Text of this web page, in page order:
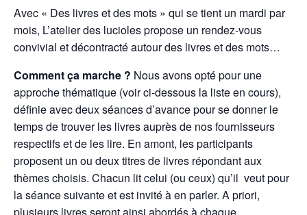
Avec « Des livres et des mots » qui se tient un mardi par
mois, L’atelier des lucioles propose un rendez-vous
convivial et décontracté autour des livres et des mots…
Comment ça marche ? Nous avons opté pour une
approche thématique (voir ci-dessous la liste en cours),
définie avec deux séances d’avance pour se donner le
temps de trouver les livres auprès de nos fournisseurs
respectifs et de les lire. En amont, les participants
proposent un ou deux titres de livres répondant aux
thèmes choisis. Chacun lit celui (ou ceux) qu’il veut pour
la séance suivante et est invité à en parler. A priori,